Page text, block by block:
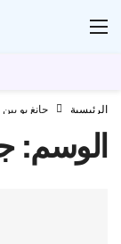
الرئيسية جانغ يو بين
الوسم: